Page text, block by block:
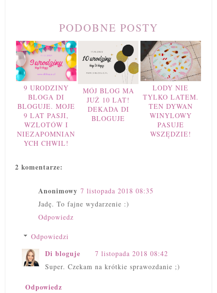
PODOBNE POSTY
9 URODZINY
BLOGA DI
BLOGUJE. MOJE
9 LAT PASJI,
WZLOTÓW I
NIEZAPOMNIAN
YCH CHWIL!
MÓJ BLOG MA
JUŻ 10 LAT!
DEKADA DI
BLOGUJE
LODY NIE
TYLKO LATEM.
TEN DYWAN
WINYLOWY
PASUJE
WSZĘDZIE!
2 komentarze:
Anonimowy 7 listopada 2018 08:35
Jadę. To fajne wydarzenie :)
Odpowiedz
Odpowiedzi
Di bloguje
7 listopada 2018 08:42
Super. Czekam na krótkie sprawozdanie ;)
Odpowiedz